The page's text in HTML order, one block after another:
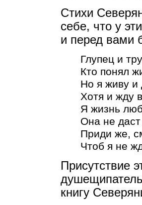
Стихи
себе, что у
и перед вами
Глупец и
Кто понял
Но я живу и
Хотя и жду
Я жизнь
Она не
Приди же,
Чтоб я не
Присутствие
книгу